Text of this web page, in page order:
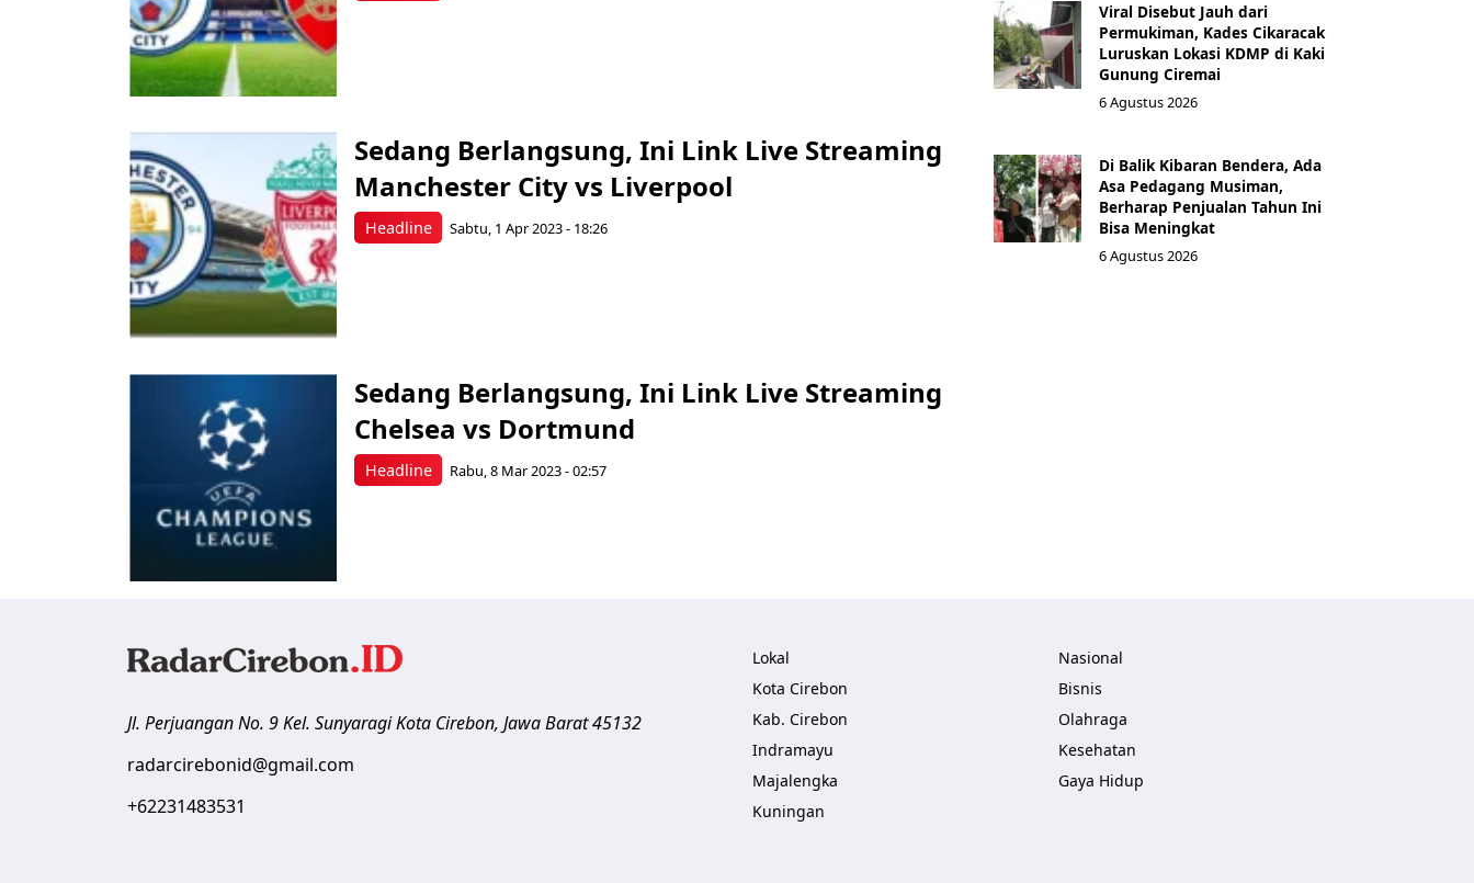
Headline
Sedang Berlangsung, Ini Link Live Streaming
Manchester City vs Liverpool
Sabtu, 1 Apr 2023 - 18:26
Headline
Sedang Berlangsung, Ini Link Live Streaming
Chelsea vs Dortmund
Rabu, 8 Mar 2023 - 02:57
Viral Disebut Jauh dari
Permukiman, Kades Cikaracak
Luruskan Lokasi KDMP di Kaki
Gunung Ciremai
6 Agustus 2026
Di Balik Kibaran Bendera, Ada
Asa Pedagang Musiman,
Berharap Penjualan Tahun Ini
Bisa Meningkat
6 Agustus 2026
Jl. Perjuangan No. 9 Kel. SunyaragiKota Cirebon, Jawa Barat45132
radarcirebonid@gmail.com
+62231483531
Lokal
Kota Cirebon
Kab. Cirebon
Indramayu
Majalengka
Kuningan
Nasional
Bisnis
Olahraga
Kesehatan
Gaya Hidup